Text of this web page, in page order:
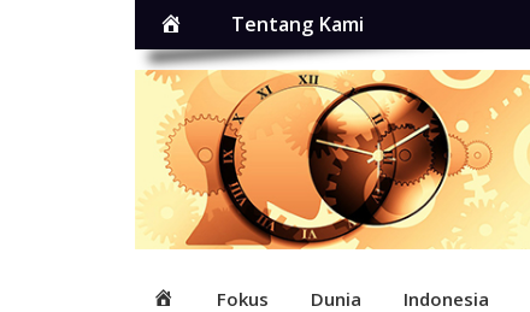
HomeTentang Kami
HomeFokus Dunia Indonesia